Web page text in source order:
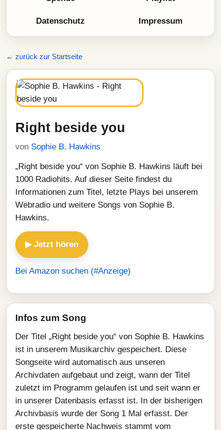
Datenschutz Impressum
← zurück zur Startseite
Right beside you
von Sophie B. Hawkins
„Right beside you“ von Sophie B. Hawkins läuft bei
1000 Radiohits. Auf dieser Seite findest du
Informationen zum Titel, letzte Plays bei unserem
Webradio und weitere Songs von Sophie B.
Hawkins.
▶ Jetzt hören
Bei Amazon suchen (#Anzeige)
Infos zum Song
Der Titel „Right beside you“ von Sophie B. Hawkins
ist in unserem Musikarchiv gespeichert. Diese
Songseite wird automatisch aus unseren
Archivdaten aufgebaut und zeigt, wann der Titel
zuletzt im Programm gelaufen ist und seit wann er
in unserer Datenbasis erfasst ist. In der bisherigen
Archivbasis wurde der Song 1 Mal erfasst. Der
erste gespeicherte Nachweis stammt vom